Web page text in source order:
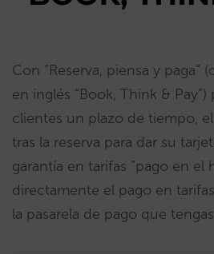
Con “Reserva, piensa y paga”
en inglés “Book, Think &
clientes un plazo de tiempo,
tras la reserva para dar su
garantía en tarifas “pago en el
directamente el pago en
la pasarela de pago que